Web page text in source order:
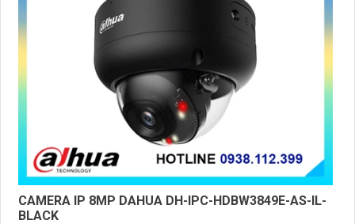
CAMERA IP 8MP DAHUA DH-IPC-HDBW3849E-AS-IL-
BLACK